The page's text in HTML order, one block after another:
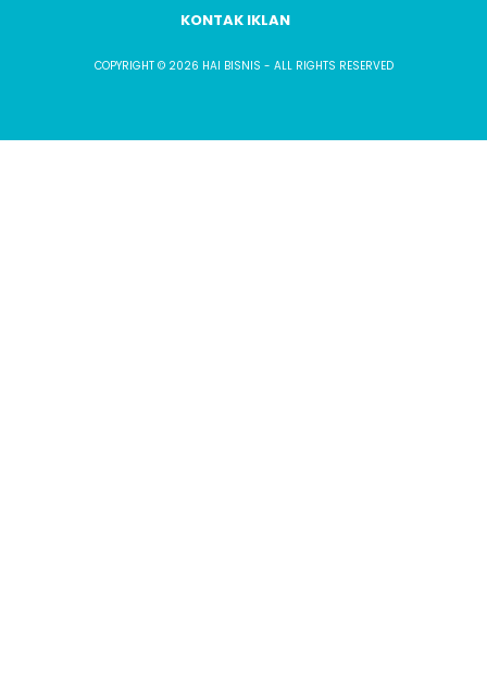
KONTAK IKLAN
COPYRIGHT © 2026 HAI BISNIS - ALL RIGHTS RESERVED